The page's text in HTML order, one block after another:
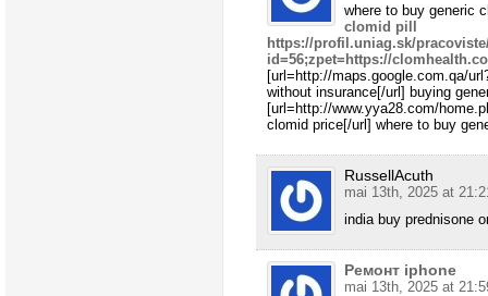
where to buy generic
clomid pill
https://profil.uniag.sk/
id=56;zpet=https://
[url=http://maps.google.com.qa/
without insurance[/url] buying
[url=http://www.yya28.com/
clomid price[/url] where to buy
RussellAcuth
mai 13th, 2025 at
india buy prednisone
Ремонт iphone
mai 13th, 2025 at